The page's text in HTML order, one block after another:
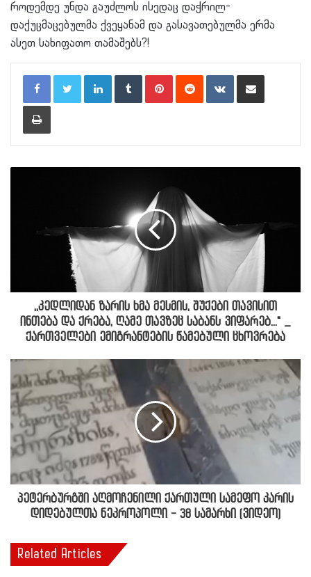
როდემდე უნდა გაუძლოს ისედაც დაჭრილ-
დაქუცმაცებულმა ქვეყანამ და გასავათებულმა ერმა
ასეთ სახიფათო თამაშებს?!
LinkedInTumblr PinterestReddit VKontakteShare via Email
Print
,,კედლიდან ზარის ხმა მესმის, შუქები თავისით
ინთება და ქრება, ღამე თავზეც საბანს ვიფარებ..." _
ქართველები ემიგრანტების წამებული ცხოვრება
პეტერბურგში აღმოჩენილი ქართული სამეფო კარის
დიდებულთა ნეკროპოლი - 38 სამარხი (ვიდეო)
Related Articles